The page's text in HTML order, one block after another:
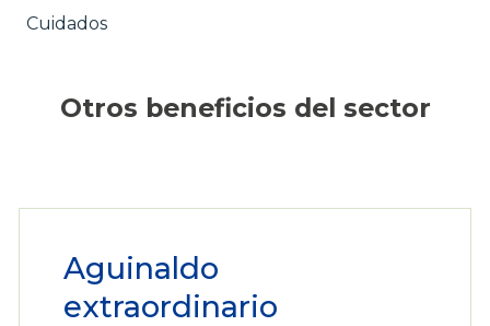
Cuidados
Otros beneficios del sector
Aguinaldo
extraordinario